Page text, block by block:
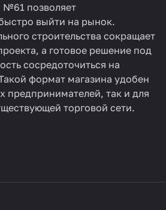
№61 позволяет
выйти на рынок.
строительства сокращает
а готовое решение под
сосредоточиться на
формат магазина удобен
предпринимателей, так и для
торговой сети.